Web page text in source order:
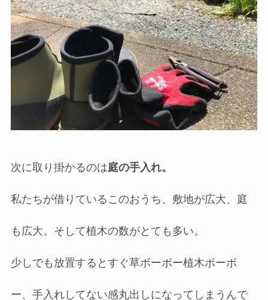
次に取り掛かるのは庭の手入れ。
私たちが借りているこのおうち、敷地が広大、庭
も広大。そして植木の数がとても多い。
少しでも放置するとすぐ草ボーボー植木ボーボ
ー、手入れしてない感丸出しになってしまうんで